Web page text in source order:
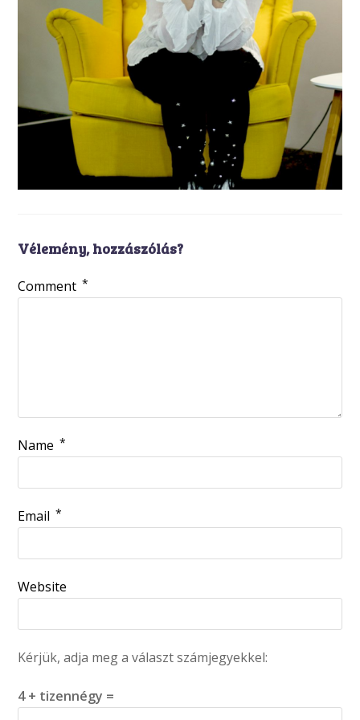
Vélemény, hozzászólás?
Comment *
Name *
Email *
Website
Kérjük, adja meg a választ számjegyekkel:
4 + tizennégy =